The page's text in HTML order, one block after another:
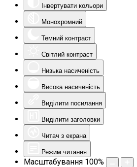
Інвертувати кольори
Монохромний
Темний контраст
Світлий контраст
Низька насиченість
Висока насиченість
Виділити посилання
Виділити заголовки
Читач з екрана
Режим читання
Масштабування 100%